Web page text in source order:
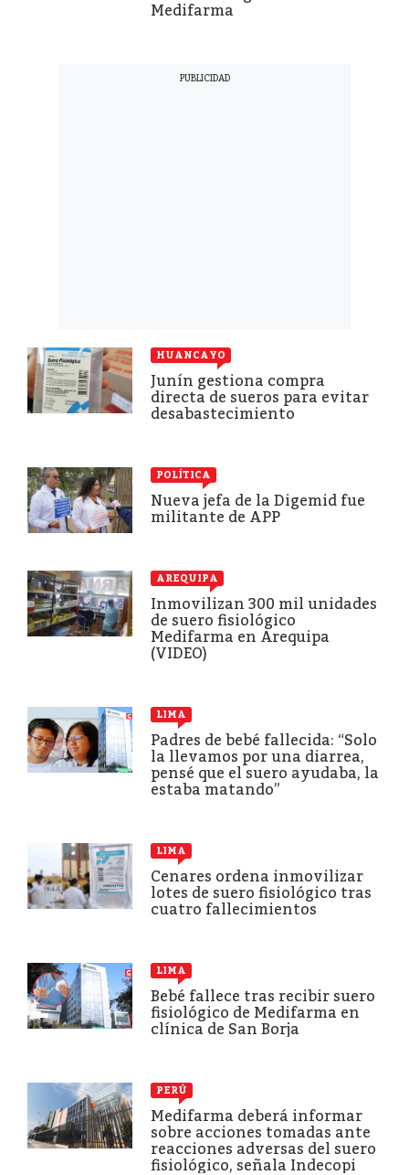
Medifarma
HUANCAYO
Junín gestiona compra
directa de sueros para evitar
desabastecimiento
POLÍTICA
Nueva jefa de la Digemid fue
militante de APP
AREQUIPA
Inmovilizan 300 mil unidades
de suero fisiológico
Medifarma en Arequipa
(VIDEO)
LIMA
Padres de bebé fallecida: “Solo
la llevamos por una diarrea,
pensé que el suero ayudaba, la
estaba matando”
LIMA
Cenares ordena inmovilizar
lotes de suero fisiológico tras
cuatro fallecimientos
LIMA
Bebé fallece tras recibir suero
fisiológico de Medifarma en
clínica de San Borja
PERÚ
Medifarma deberá informar
sobre acciones tomadas ante
reacciones adversas del suero
fisiológico, señala Indecopi